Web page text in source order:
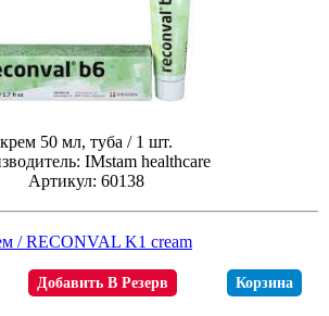
крем 50 мл, туба / 1 шт.
IMstam healthcare
Артикул: 60138
RECONVAL K1 cream
Добавить В Резерв Корзина